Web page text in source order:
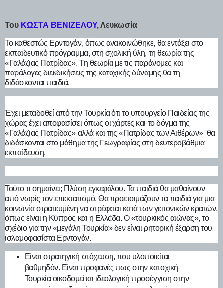
Του ΚΩΣΤΑ ΒΕΝΙΖΕΛΟΥ, Λευκωσία
Το καθεστώς Ερντογάν, όπως ανακοινώθηκε, θαεντάξει στο
εκπαιδευτικό πρόγραμμα, στη σχολική ύλη, τη θεωρία της
«Γαλάζιας Πατρίδας». Τη θεωρία με τις παράνομες και
παράλογες διεκδικήσεις της κατοχικής δύναμης θα τη
διδάσκονται παιδιά.
Έχει μεταδοθεί από την Τουρκία ότι το υπουργείο Παιδείας της
χώρας έχει αποφασίσει όπως οι χάρτες και το δόγμα της
«Γαλάζιας Πατρίδας» αλλά και της «Πατρίδας των Αιθέρων» θα
διδάσκονται στο μάθημα της Γεωγραφίας στη δευτεροβάθμια
εκπαίδευση.
Τούτο τι σημαίνει; Πλύση εγκεφάλου. Τα παιδιά θα μαθαίνουν
από νωρίς τον επεκτατισμό. Θα προετοιμάζουν τα παιδιά για μια
κοινωνία στρατευμένη να στρέφεται κατά των γειτονικών κρατών,
όπως είναι η Κύπρος και η Ελλάδα. Ο «τουρκικός αιώνας», το
σχέδιο για την «μεγάλη Τουρκία» δεν είναι ρητορική έξαρση του
ισλαμοφασίστα Ερντογάν.
Είναι στρατηγική στόχευση, που υλοποιείται
βαθμηδόν. Είναι προφανές πως στην κατοχική
Τουρκία οικοδομείται ιδεολογική προσέγγιση στην